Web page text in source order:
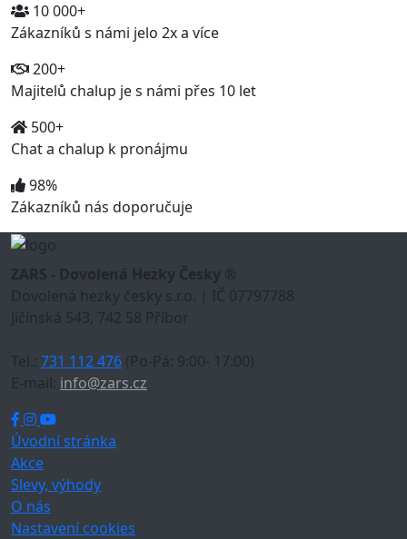
10 000+
Zákazníků s námi jelo 2x a více
200+
Majitelů chalup je s námi přes 10 let
500+
Chat a chalup k pronájmu
98%
Zákazníků nás doporučuje
ZARS - Dovolená Hezky Česky ®
Dovolená hezky česky s.r.o. | IČ 07797788
Jičínská 543, 742 58 Příbor
Tel.: 731 112 476 (Po-Pá: 9:00- 17:00)
E-mail: info@zars.cz
Úvodní stránka
Akce
Slevy, výhody
O nás
Nastavení cookies